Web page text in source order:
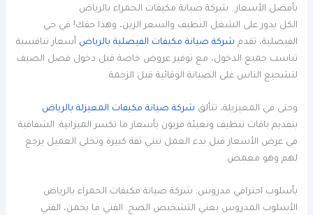
بأفضل الأسعار.. شركة صيانة مكيفات الحمراء بالرياض
الكل يدور على الشغل النظيف والسعر الزين، وهذا حقك! في حي
الفيصلية، تقدم شركة صيانة مكيفات الفيصلية بالرياض أسعار تنافسية
تناسب جميع الدخول، مع توفير عروض خاصة قبل دخول فصل الصيف
لتشجيع الناس على الصيانة الوقائية قبل الزحمة.
وحتى في المعيزيلة، تتألق شركة صيانة مكيفات المعيزلة بالرياض
بتقديم باقات تنظيف وتعبئة فريون بأسعار ما تكسر الميزانية. الشفافية
في عرض الأسعار قبل بدء العمل تبني ثقة كبيرة وتخلي العميل يرجع
لهم وهو مغمض.
بأسلوب احترافي مدروس: شركة صيانة مكيفات الحمراء بالرياض
الأسلوب المدروس يعني التشخيص الصح. الفني ما يخمن، الفني